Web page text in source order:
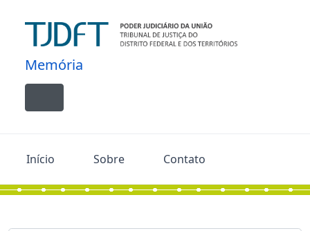
Memória
Toggle navigation
Início Sobre Contato